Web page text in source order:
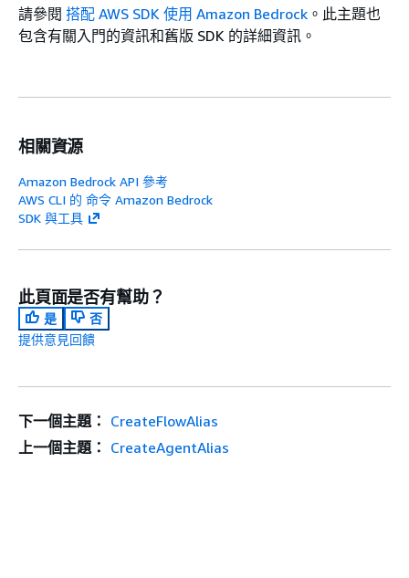
請參閱 搭配 AWS SDK 使用 Amazon Bedrock 。此主題也
包含有關入門的資訊和舊版 SDK 的詳細資訊。
相關資源
Amazon Bedrock API 參考
AWS CLI 的 命令 Amazon Bedrock
SDK 與工具
此頁面是否有幫助？
是
否
提供意見回饋
下一個主題： CreateFlowAlias
上一個主題： CreateAgentAlias